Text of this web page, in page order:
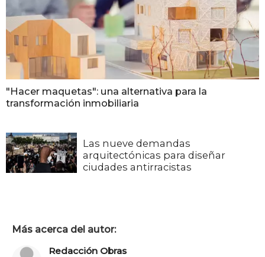
"Hacer maquetas": una alternativa para la
transformación inmobiliaria
Las nueve demandas
arquitectónicas para diseñar
ciudades antirracistas
Más acerca del autor:
Redacción Obras